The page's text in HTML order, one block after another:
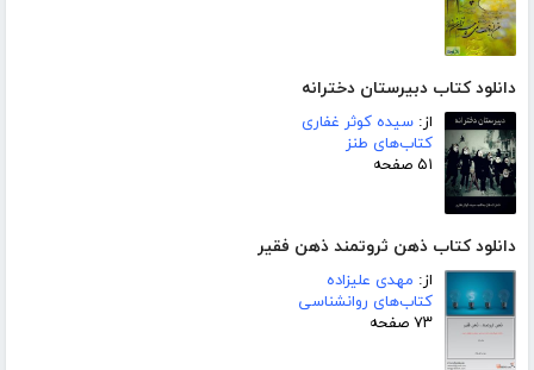
دانلود کتاب دبیرستان دخترانه
از: سیده کوثر غفاری
کتاب‌های طنز
۵۱ صفحه
دانلود کتاب ذهن ثروتمند ذهن فقیر
از: مهدی علیزاده
کتاب‌های روانشناسی
۷۳ صفحه